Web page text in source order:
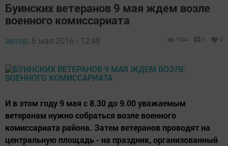
Буинских ветеранов 9 мая ждем возле
военного комиссариата
автор, 6 мая 2016 - 12:48 1034 0 0
И в этом году 9 мая с 8.30 до 9.00 уважаемым
ветеранам нужно собраться возле военного
комиссариата района. Затем ветеранов проводят на
центральную площадь - на праздник, организованный